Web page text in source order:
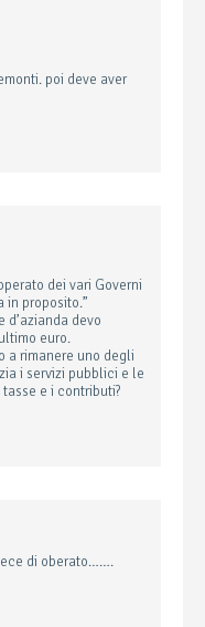
poi deve aver
dei vari Governi
in proposito.”
d’azianda devo
euro.
a rimanere uno degli
i servizi pubblici e le
e i contributi?
di oberato…….